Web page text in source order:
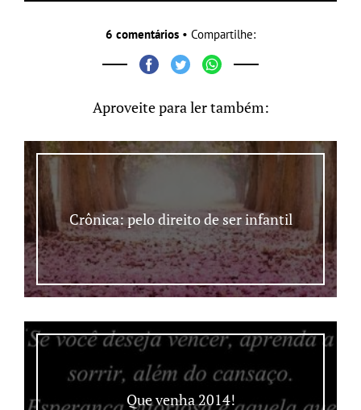
6 comentários • Compartilhe:
Aproveite para ler também:
Crônica: pelo direito de ser infantil
Que venha 2014!